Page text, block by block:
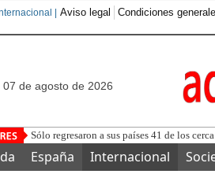
| Aviso legal Condiciones
07 de agosto de 2026
Sólo regresaron a sus países 41 de los
España Internacional